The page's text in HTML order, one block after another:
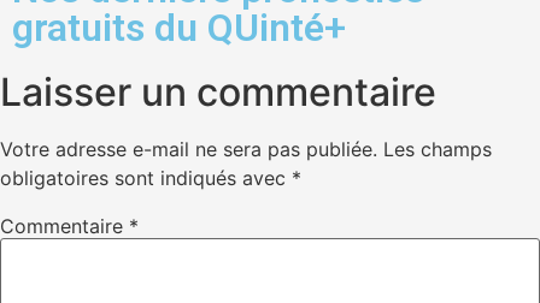
gratuits du QUinté+
Laisser un commentaire
Votre adresse e-mail ne sera pas publiée. Les champs
obligatoires sont indiqués avec *
Commentaire *